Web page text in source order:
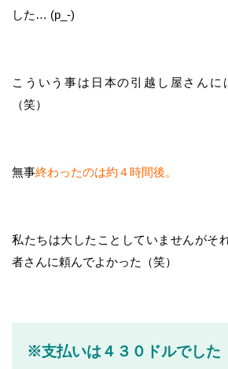
した… (p_-)
こういう事は日本の引越し屋さんに
（笑）
無事終わったのは約４時間後。
私たちは大したことしていませんがそ
者さんに頼んでよかった（笑）
※支払いは４３０ドルでした